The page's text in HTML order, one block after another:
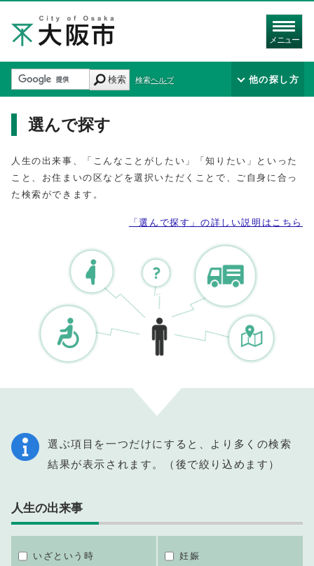
メニュー
検索 検索ヘルプ 他の探し方
選んで探す
人生の出来事、「こんなことがしたい」「知りたい」といった
こと、お住まいの区などを選択いただくことで、ご自身に合っ
た検索ができます。
「選んで探す」の詳しい説明はこちら
選ぶ項目を一つだけにすると、より多くの検索
結果が表示されます。（後で絞り込めます）
人生の出来事
いざという時 妊娠